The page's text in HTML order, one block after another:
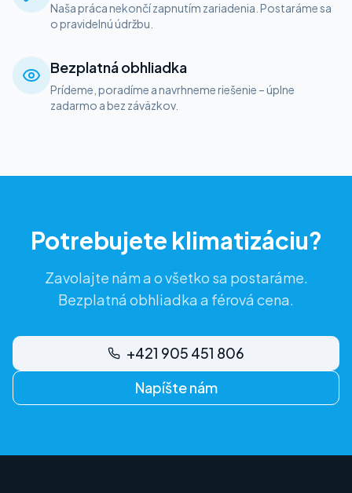
Naša práca nekončí zapnutím zariadenia. Postaráme sa
o pravidelnú údržbu.
Bezplatná obhliadka
Prídeme, poradíme a navrhneme riešenie – úplne
zadarmo a bez záväzkov.
Potrebujete klimatizáciu?
Zavolajte nám a o všetko sa postaráme.
Bezplatná obhliadka a férová cena.
+421 905 451 806
Napíšte nám